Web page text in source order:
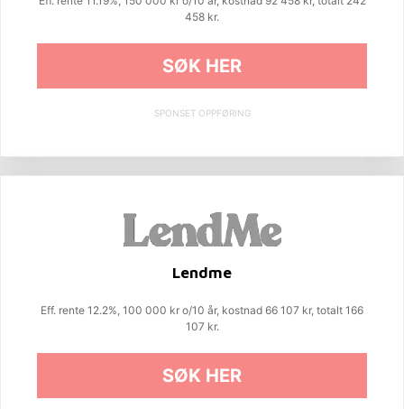
458 kr.
SØK HER
SPONSET OPPFØRING
Lendme
Eff. rente 12.2%, 100 000 kr o/10 år, kostnad 66 107 kr, totalt 166
107 kr.
SØK HER